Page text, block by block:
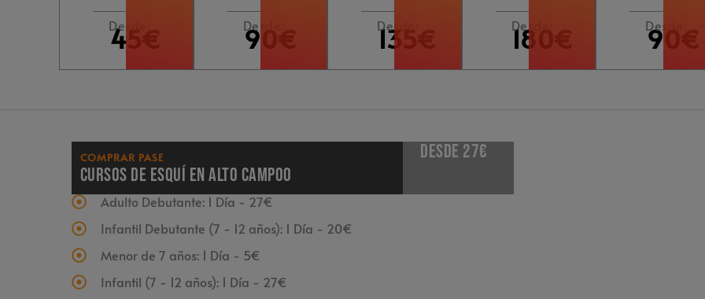
45€
Desde: 90€
Desde: 135€
Desde: 180€
Desde: 90€
Desde:
COMPRAR PASE
Cursos de esquí en Alto Campoo
desde 27€
Adulto Debutante: 1 Día - 27€
Infantil Debutante (7 - 12 años): 1 Día - 20€
Menor de 7 años: 1 Día - 5€
Infantil (7 - 12 años): 1 Día - 27€